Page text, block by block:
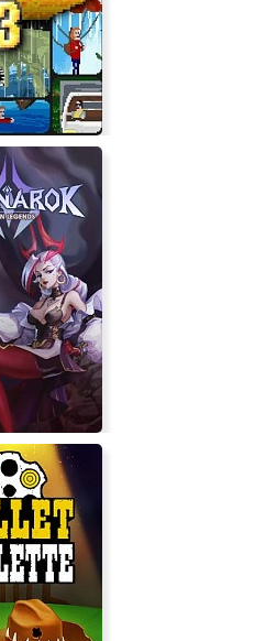
2017
3
Legends